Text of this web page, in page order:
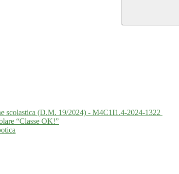
scolastica (D.M. 19/2024) - M4C1I1.4-2024-1322
“Classe OK!”